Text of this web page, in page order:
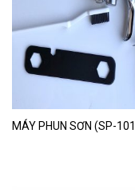
MÁY PHUN SƠN (SP-